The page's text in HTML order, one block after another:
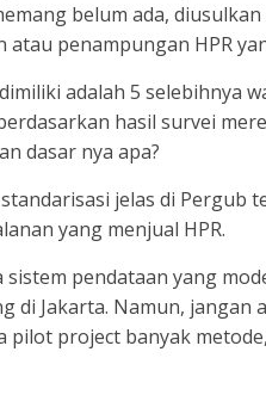
belum ada,
penampungan HPR
adalah 5 selebihnya
hasil survei
dasar nya apa?
jelas di Pergub
yang menjual HPR.
pendataan yang
di Jakarta. Namun, jangan
pilot project banyak